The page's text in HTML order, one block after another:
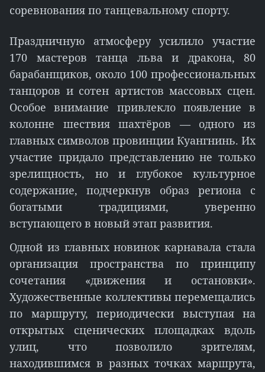
соревнования по танцевальному спорту.
Праздничную атмосферу усилило участие
170 мастеров танца льва и дракона, 80
барабанщиков, около 100 профессиональных
танцоров и сотен артистов массовых сцен.
Особое внимание привлекло появление в
колонне шествия шахтёров — одного из
главных символов провинции Куангнинь. Их
участие придало представлению не только
зрелищность, но и глубокое культурное
содержание, подчеркнув образ региона с
богатыми традициями, уверенно
вступающего в новый этап развития.
Одной из главных новинок карнавала стала
организация пространства по принципу
сочетания «движения и остановки».
Художественные коллективы перемещались
по маршруту, периодически выступая на
открытых сценических площадках вдоль
улиц, что позволило зрителям,
находившимся в разных точках маршрута,